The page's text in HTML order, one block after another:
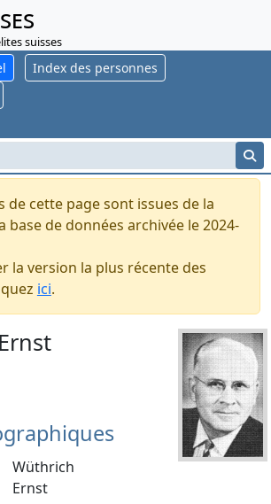
suisses
Index des personnes
de cette page sont issues de la
base de données archivée le 2024-
la version la plus récente des
ici.
Wüthrich
Ernst